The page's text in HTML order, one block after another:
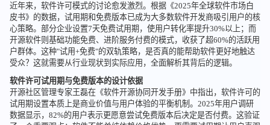
近年来，软件许可模式的讨论愈发激烈。根据《2025年全球软件市场白
皮书》的数据，试用期和免费版本已成为大多数软件开发商吸引用户的核
心策略。部分企业设置7天免费试用期，使用户转化率提升30%以上；而
开源软件则基础功能免费、进阶服务付费的模式，收获了超60%的活跃用
户群体。这种"试用+免费"的双轨策略，是否真的能帮助软件更好地触达
受众？这就需要从行业现状到实际应用，全面解析其背后的逻辑。
软件许可试用期与免费版本的设计依据
开源社区管理专家王磊在《软件开源协同开发手册》中指出，软件许可的
试用期设置本质上是商业价值与用户体验的平衡机制。2025年用户调研
数据显示，82%的用户表示更愿意尝试免费版本后决定是否付费。这验证